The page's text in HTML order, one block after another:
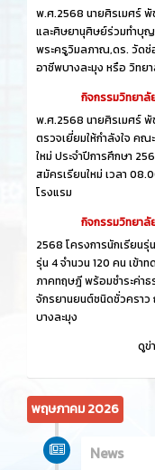
พ.ศ.2568 นายศิรเมศร์
และศิษยานุศิษย์ร่วมทำบุ
พระครูวิมลภาณ,ดร. วัดช่
อาชีพบางละมุง หรือ วิทย
กิจกรรมวิทยาลั
พ.ศ.2568 นายศิรเมศร์
ตรวจเยี่ยมให้กำลังใจ ค
ใหม่ ประจำปีการศึกษา
สมัครเรียนใหม่ เวลา
โรงแรม
กิจกรรมวิทยาลั
2568 โครงการนักเรียน
รุ่น 4 จำนวน 120 คน เข้า
ภาคทฤษฎี พร้อมชำระค่า
จักรยานยนต์ชนิดชั่วคราว
บางละมุง
ดูข่
พฤษภาคม 2026
News